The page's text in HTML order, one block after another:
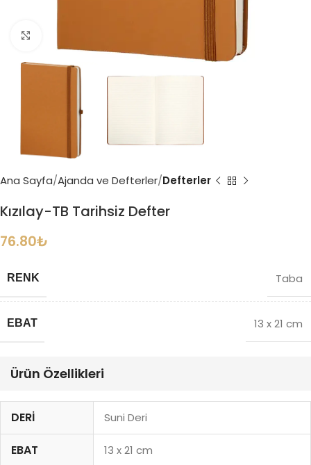
Ana Sayfa Ajanda ve Defterler Defterler
Kızılay-TB Tarihsiz Defter
76.80₺
RENK Taba
EBAT 13 x 21 cm
Ürün Özellikleri
DERI Suni Deri
EBAT 13 x 21 cm